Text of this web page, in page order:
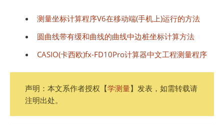
测量坐标计算程序V6在移动端(手机上)运行的方法
圆曲线带有缓和曲线的曲线中边桩坐标计算方法
CASIO(卡西欧)fx-FD10Pro计算器中文工程测量程序
声明：本文系作者授权【学测量】发表，如需转载请
注明出处。